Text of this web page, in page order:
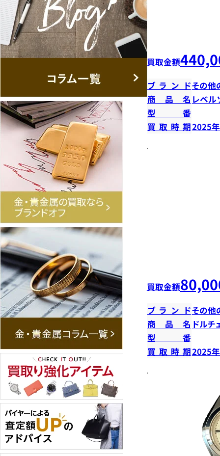
買取金額
ブランドその他
商品名 レベル
型番
買取時期2025
買取金額
ブランドその他
商品名 ドルチ
型番
買取時期2025